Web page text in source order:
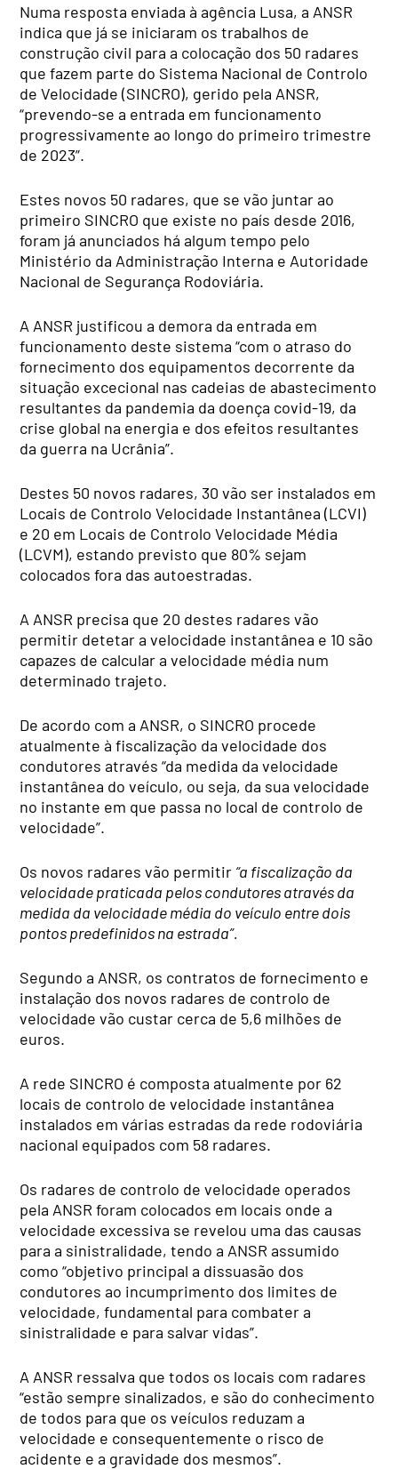
Numa resposta enviada à agência Lusa, a ANSR
indica que já se iniciaram os trabalhos de
construção civil para a colocação dos 50 radares
que fazem parte do Sistema Nacional de Controlo
de Velocidade (SINCRO), gerido pela ANSR,
“prevendo-se a entrada em funcionamento
progressivamente ao longo do primeiro trimestre
de 2023”.
Estes novos 50 radares, que se vão juntar ao
primeiro SINCRO que existe no país desde 2016,
foram já anunciados há algum tempo pelo
Ministério da Administração Interna e Autoridade
Nacional de Segurança Rodoviária.
A ANSR justificou a demora da entrada em
funcionamento deste sistema “com o atraso do
fornecimento dos equipamentos decorrente da
situação excecional nas cadeias de abastecimento
resultantes da pandemia da doença covid-19, da
crise global na energia e dos efeitos resultantes
da guerra na Ucrânia”.
Destes 50 novos radares, 30 vão ser instalados em
Locais de Controlo Velocidade Instantânea (LCVI)
e 20 em Locais de Controlo Velocidade Média
(LCVM), estando previsto que 80% sejam
colocados fora das autoestradas.
A ANSR precisa que 20 destes radares vão
permitir detetar a velocidade instantânea e 10 são
capazes de calcular a velocidade média num
determinado trajeto.
De acordo com a ANSR, o SINCRO procede
atualmente à fiscalização da velocidade dos
condutores através “da medida da velocidade
instantânea do veículo, ou seja, da sua velocidade
no instante em que passa no local de controlo de
velocidade”.
Os novos radares vão permitir “a fiscalização da
velocidade praticada pelos condutores através da
medida da velocidade média do veículo entre dois
pontos predefinidos na estrada”.
Segundo a ANSR, os contratos de fornecimento e
instalação dos novos radares de controlo de
velocidade vão custar cerca de 5,6 milhões de
euros.
A rede SINCRO é composta atualmente por 62
locais de controlo de velocidade instantânea
instalados em várias estradas da rede rodoviária
nacional equipados com 58 radares.
Os radares de controlo de velocidade operados
pela ANSR foram colocados em locais onde a
velocidade excessiva se revelou uma das causas
para a sinistralidade, tendo a ANSR assumido
como “objetivo principal a dissuasão dos
condutores ao incumprimento dos limites de
velocidade, fundamental para combater a
sinistralidade e para salvar vidas”.
A ANSR ressalva que todos os locais com radares
“estão sempre sinalizados, e são do conhecimento
de todos para que os veículos reduzam a
velocidade e consequentemente o risco de
acidente e a gravidade dos mesmos”.